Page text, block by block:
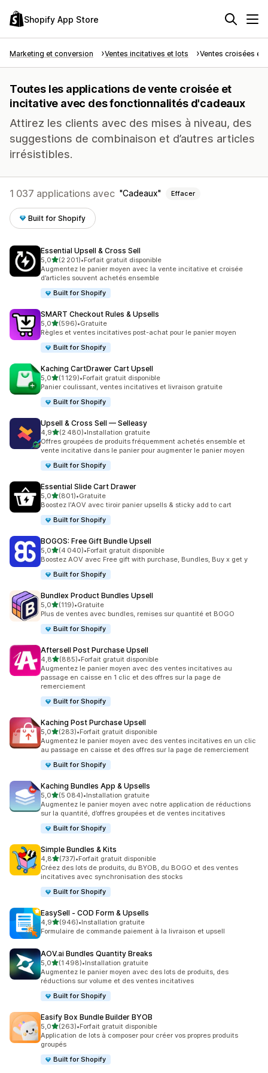
Shopify App Store
Marketing et conversion Ventes incitatives et lots Ventes croisées et
Toutes les applications de vente croisée et
incitative avec des fonctionnalités d'cadeaux
Attirez les clients avec des mises à niveau, des
suggestions de combinaison et d’autres articles
irrésistibles.
1 037 applications avec Cadeaux Effacer
Built for Shopify
Essential Upsell & Cross Sell
5,0étoile(s) sur 5
(2 201)
2201 avis au total
•Forfait gratuit disponible
Augmentez le panier moyen avec la vente incitative et croisée
d’articles souvent achetés ensemble
Built for Shopify
SMART Checkout Rules & Upsells
5,0étoile(s) sur 5
(596)
596 avis au total
•Gratuite
Règles et ventes incitatives post-achat pour le panier moyen
Built for Shopify
Kaching CartDrawer Cart Upsell
5,0étoile(s) sur 5
(1 129)
1129 avis au total
•Forfait gratuit disponible
Panier coulissant, ventes incitatives et livraison gratuite
Built for Shopify
Upsell & Cross Sell — Selleasy
4,9étoile(s) sur 5
(2 480)
2480 avis au total
•Installation gratuite
Offres groupées de produits fréquemment achetés ensemble et
vente incitative dans le panier pour augmenter le panier moyen
Built for Shopify
Essential Slide Cart Drawer
5,0étoile(s) sur 5
(801)
801 avis au total
•Gratuite
Boostez l'AOV avec tiroir panier upsells & sticky add to cart
Built for Shopify
BOGOS: Free Gift Bundle Upsell
5,0étoile(s) sur 5
(4 040)
4040 avis au total
•Forfait gratuit disponible
Boostez AOV avec Free gift with purchase, Bundles, Buy x get y
Built for Shopify
Bundlex Product Bundles Upsell
5,0étoile(s) sur 5
(119)
119 avis au total
•Gratuite
Plus de ventes avec bundles, remises sur quantité et BOGO
Built for Shopify
Aftersell Post Purchase Upsell
4,8étoile(s) sur 5
(885)
885 avis au total
•Forfait gratuit disponible
Augmentez le panier moyen avec des ventes incitatives au
passage en caisse en 1 clic et des offres sur la page de
remerciement
Built for Shopify
Kaching Post Purchase Upsell
5,0étoile(s) sur 5
(283)
283 avis au total
•Forfait gratuit disponible
Augmentez le panier moyen avec des ventes incitatives en un clic
au passage en caisse et des offres sur la page de remerciement
Built for Shopify
Kaching Bundles App & Upsells
5,0étoile(s) sur 5
(5 084)
5084 avis au total
•Installation gratuite
Augmentez le panier moyen avec notre application de réductions
sur la quantité, d’offres groupées et de ventes incitatives
Built for Shopify
Simple Bundles & Kits
4,8étoile(s) sur 5
(737)
737 avis au total
•Forfait gratuit disponible
Créez des lots de produits, du BYOB, du BOGO et des ventes
incitatives avec synchronisation des stocks
Built for Shopify
EasySell ‑ COD Form & Upsells
4,9étoile(s) sur 5
(946)
946 avis au total
•Installation gratuite
Formulaire de commande paiement à la livraison et upsell
AOV.ai Bundles Quantity Breaks
5,0étoile(s) sur 5
(1 498)
1498 avis au total
•Installation gratuite
Augmentez le panier moyen avec des lots de produits, des
réductions sur volume et des ventes incitatives
Built for Shopify
Easify Box Bundle Builder BYOB
5,0étoile(s) sur 5
(263)
263 avis au total
•Forfait gratuit disponible
Application de lots à composer pour créer vos propres produits
groupés
Built for Shopify